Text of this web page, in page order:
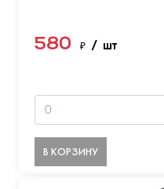
580 ₽ / шт
В КОРЗИНУ